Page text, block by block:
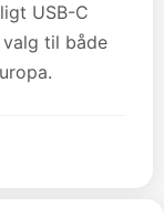
USB-C
til både